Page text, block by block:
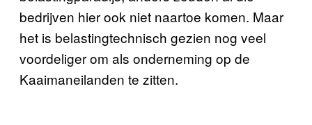
bedrijven hier ook niet naartoe komen. Maar
het is belastingtechnisch gezien nog veel
voordeliger om als onderneming op de
Kaaimaneilanden te zitten.